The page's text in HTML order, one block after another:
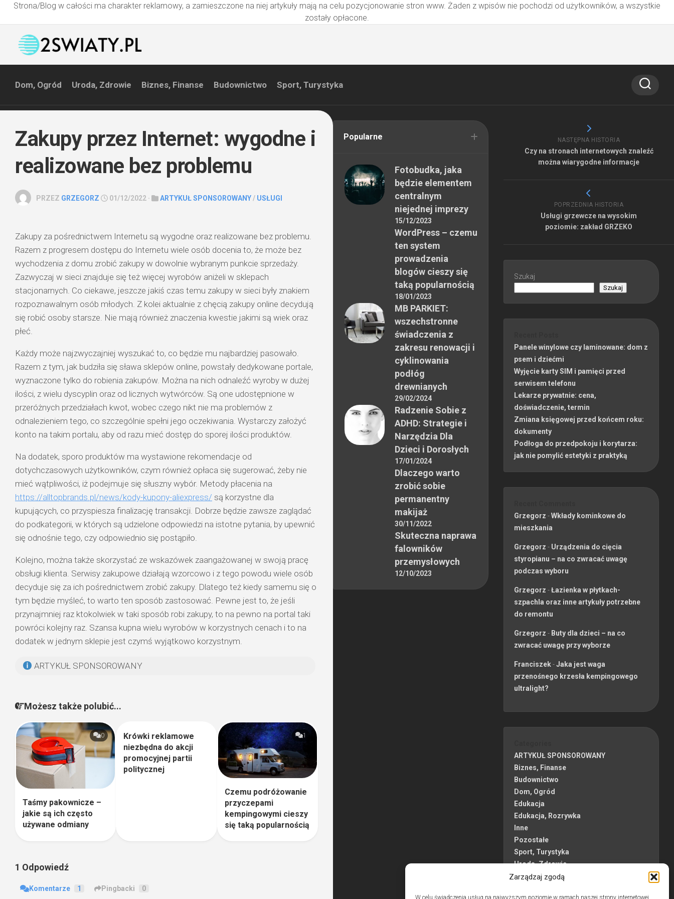
Zarządzaj zgodą
W celu świadczenia usług na najwyższym poziomie w ramach naszej strony internetowej
Strona/Blog w całości ma charakter reklamowy, a zamieszczone na niej artykuły mają na celu pozycjonowanie stron www. Żaden z wpisów nie pochodzi od użytkowników, a wszystkie
zostały opłacone.
Dom, Ogród Uroda, Zdrowie Biznes, Finanse Budownictwo Sport, Turystyka
Zakupy przez Internet: wygodne i
realizowane bez problemu
PRZEZ GRZEGORZ 01/12/2022 · ARTYKUŁ SPONSOROWANY/ USŁUGI
Zakupy za pośrednictwem Internetu są wygodne oraz realizowane bez problemu.
Razem z progresem dostępu do Internetu wiele osób docenia to, że może bez
wychodzenia z domu zrobić zakupy w dowolnie wybranym punkcie sprzedaży.
Zazwyczaj w sieci znajduje się też więcej wyrobów aniżeli w sklepach
stacjonarnych. Co ciekawe, jeszcze jakiś czas temu zakupy w sieci były znakiem
rozpoznawalnym osób młodych. Z kolei aktualnie z chęcią zakupy online decydują
się robić osoby starsze. Nie mają również znaczenia kwestie jakimi są wiek oraz
płeć.
Każdy może najzwyczajniej wyszukać to, co będzie mu najbardziej pasowało.
Razem z tym, jak budziła się sława sklepów online, powstały dedykowane portale,
wyznaczone tylko do robienia zakupów. Można na nich odnaleźć wyroby w dużej
ilości, z wielu dyscyplin oraz od licznych wytwórców. Są one udostępnione w
przeróżnych przedziałach kwot, wobec czego nikt nie ma problemów z
odnalezieniem tego, co szczególnie spełni jego oczekiwania. Wystarczy założyć
konto na takim portalu, aby od razu mieć dostęp do sporej ilości produktów.
Na dodatek, sporo produktów ma wystawione rekomendacje od
dotychczasowych użytkowników, czym również opłaca się sugerować, żeby nie
mieć wątpliwości, iż podejmuje się słuszny wybór. Metody płacenia na
https://alltopbrands.pl/news/kody-kupony-aliexpress/ są korzystne dla
kupujących, co przyspiesza finalizację transakcji. Dobrze będzie zawsze zaglądać
do podkategorii, w których są udzielone odpowiedzi na istotne pytania, by upewnić
się odnośnie tego, czy odpowiednio się postąpiło.
Kolejno, można także skorzystać ze wskazówek zaangażowanej w swoją pracę
obsługi klienta. Serwisy zakupowe działają wzorcowo i z tego powodu wiele osób
decyduje się za ich pośrednictwem zrobić zakupy. Dlatego też kiedy samemu się o
tym będzie myśleć, to warto ten sposób zastosować. Pewne jest to, że jeśli
przynajmniej raz ktokolwiek w taki sposób robi zakupy, to na pewno na portal taki
powróci kolejny raz. Szansa kupna wielu wyrobów w korzystnych cenach i to na
dodatek w jednym sklepie jest czymś wyjątkowo korzystnym.
ARTYKUŁ SPONSOROWANY
Możesz także polubić...
0
Taśmy pakownicze –
jakie są ich często
używane odmiany
Krówki reklamowe
niezbędna do akcji
promocyjnej partii
politycznej
1
Czemu podróżowanie
przyczepami
kempingowymi cieszy
się taką popularnością
1 Odpowiedź
Komentarze 1 Pingbacki 0
NASTĘPNA HISTORIA
Czy na stronach internetowych znaleźć
można wiarygodne informacje
POPRZEDNIA HISTORIA
Usługi grzewcze na wysokim
poziomie: zakład GRZEKO
Szukaj
Szukaj
Panele winylowe czy laminowane: dom z
psem i dziećmi
Wyjęcie karty SIM i pamięci przed
serwisem telefonu
Lekarze prywatnie: cena,
doświadczenie, termin
Zmiana księgowej przed końcem roku:
dokumenty
Podłoga do przedpokoju i korytarza:
jak nie pomylić estetyki z praktyką
Grzegorz -Wkłady kominkowe do
mieszkania
Grzegorz - Urządzenia do cięcia
styropianu – na co zwracać uwagę
podczas wyboru
Grzegorz -Łazienka w płytkach-
szpachla oraz inne artykuły potrzebne
do remontu
Grzegorz - Buty dla dzieci – na co
zwracać uwagę przy wyborze
Franciszek-Jaka jest waga
przenośnego krzesła kempingowego
ultralight?
ARTYKUŁ SPONSOROWANY
Biznes, Finanse
Budownictwo
Dom, Ogród
Edukacja
Edukacja, Rozrywka
Inne
Pozostałe
Sport, Turystyka
Uroda, Zdrowie
Usługi
Popularne
Fotobudka, jaka
będzie elementem
centralnym
niejednej imprezy
15/12/2023
WordPress – czemu
ten system
prowadzenia
blogów cieszy się
taką popularnością
18/01/2023
MB PARKIET:
wszechstronne
świadczenia z
zakresu renowacji i
cyklinowania
podłóg
drewnianych
29/02/2024
Radzenie Sobie z
ADHD: Strategie i
Narzędzia Dla
Dzieci i Dorosłych
17/01/2024
Dlaczego warto
zrobić sobie
permanentny
makijaż
30/11/2022
Skuteczna naprawa
falowników
przemysłowych
12/10/2023